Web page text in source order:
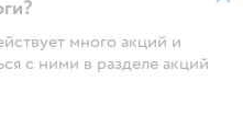
много акций и
с ними в разделе акций